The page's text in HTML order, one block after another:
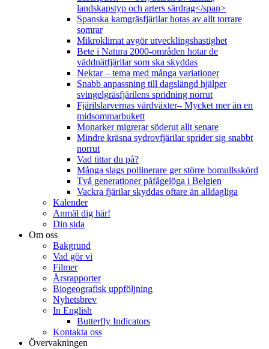
landskapstyp och arters särdrag</span>
Spanska kamgräsfjärilar hotas av allt torrare
somrar
Mikroklimat avgör utvecklingshastighet
Bete i Natura 2000-områden hotar de
väddnätfjärilar som ska skyddas
Nektar – tema med många variationer
Snabb anpassning till dagslängd hjälper
svingelgräsfjärilens spridning norrut
Fjärilslarvernas värdväxter– Mycket mer än en
midsommarbukett
Monarker migrerar söderut allt senare
Mindre kräsna sydrovfjärilar sprider sig snabbt
norrut
Vad tittar du på?
Många slags pollinerare ger större bomullsskörd
Två generationer påfågelöga i Belgien
Vackra fjärilar skyddas oftare än alldagliga
Kalender
Anmäl dig här!
Din sida
Om oss
Bakgrund
Vad gör vi
Filmer
Årsrapporter
Biogeografisk uppföljning
Nyhetsbrev
In English
Butterfly Indicators
Kontakta oss
Övervakningen